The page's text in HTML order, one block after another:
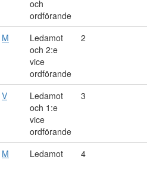
och
ordförande
M
Ledamot
och 2:e
vice
ordförande
2
V
Ledamot
och 1:e
vice
ordförande
3
M Ledamot 4